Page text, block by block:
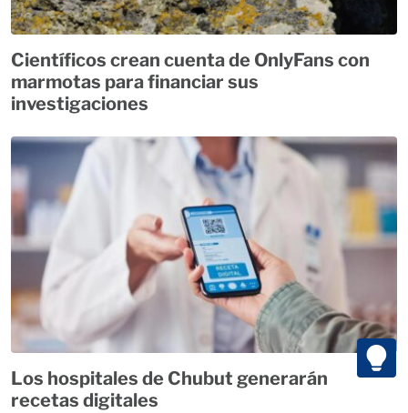
Científicos crean cuenta de OnlyFans con
marmotas para financiar sus
investigaciones
Los hospitales de Chubut generarán
recetas digitales